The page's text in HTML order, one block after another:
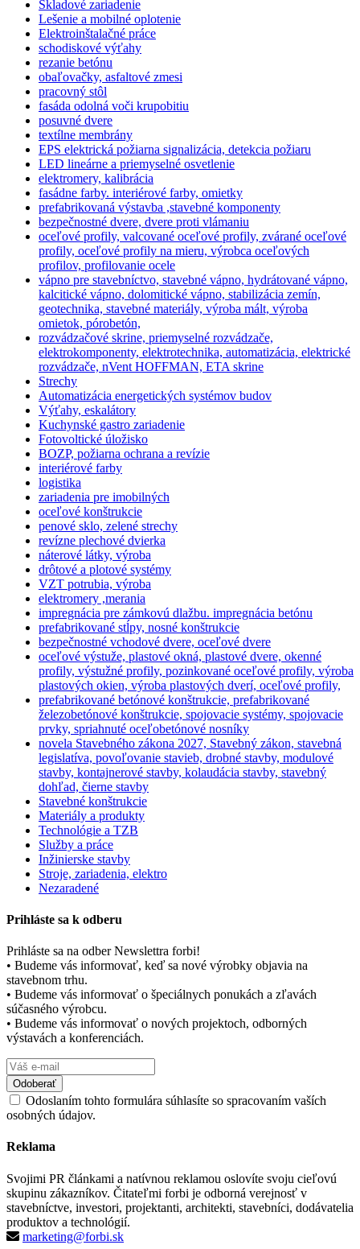
Skladové zariadenie
Lešenie a mobilné oplotenie
Elektroinštalačné práce
schodiskové výťahy
rezanie betónu
obaľovačky, asfaltové zmesi
pracovný stôl
fasáda odolná voči krupobitiu
posuvné dvere
textílne membrány
EPS elektrická požiarna signalizácia, detekcia požiaru
LED lineárne a priemyselné osvetlenie
elektromery, kalibrácia
fasádne farby. interiérové farby, omietky
prefabrikovaná výstavba ,stavebné komponenty
bezpečnostné dvere, dvere proti vlámaniu
oceľové profily, valcované oceľové profily, zvárané oceľové
profily, oceľové profily na mieru, výrobca oceľových
profilov, profilovanie ocele
vápno pre stavebníctvo, stavebné vápno, hydrátované vápno,
kalcitické vápno, dolomitické vápno, stabilizácia zemín,
geotechnika, stavebné materiály, výroba mált, výroba
omietok, pórobetón,
rozvádzačové skrine, priemyselné rozvádzače,
elektrokomponenty, elektrotechnika, automatizácia, elektrické
rozvádzače, nVent HOFFMAN, ETA skrine
Strechy
Automatizácia energetických systémov budov
Výťahy, eskalátory
Kuchynské gastro zariadenie
Fotovoltické úložisko
BOZP, požiarna ochrana a revízie
interiérové farby
logistika
zariadenia pre imobilných
oceľové konštrukcie
penové sklo, zelené strechy
revízne plechové dvierka
náterové látky, výroba
drôtové a plotové systémy
VZT potrubia, výroba
elektromery ,merania
impregnácia pre zámkovú dlažbu. impregnácia betónu
prefabrikované stĺpy, nosné konštrukcie
bezpečnostné vchodové dvere, oceľové dvere
oceľové výstuže, plastové okná, plastové dvere, okenné
profily, výstužné profily, pozinkované oceľové profily, výroba
plastových okien, výroba plastových dverí, oceľové profily,
prefabrikované betónové konštrukcie, prefabrikované
železobetónové konštrukcie, spojovacie systémy, spojovacie
prvky, spriahnuté oceľobetónové nosníky
novela Stavebného zákona 2027, Stavebný zákon, stavebná
legislatíva, povoľovanie stavieb, drobné stavby, modulové
stavby, kontajnerové stavby, kolaudácia stavby, stavebný
dohľad, čierne stavby
Stavebné konštrukcie
Materiály a produkty
Technológie a TZB
Služby a práce
Inžinierske stavby
Stroje, zariadenia, elektro
Nezaradené
Prihláste sa k odberu
Prihláste sa na odber Newslettra forbi!
• Budeme vás informovať, keď sa nové výrobky objavia na
stavebnom trhu.
• Budeme vás informovať o špeciálnych ponukách a zľavách
súčasného výrobcu.
• Budeme vás informovať o nových projektoch, odborných
výstavách a konferenciách.
Odoslaním tohto formulára súhlasíte so spracovaním vaších
osobných údajov.
Reklama
Svojimi PR článkami a natívnou reklamou oslovíte svoju cieľovú
skupinu zákazníkov. Čitateľmi forbi je odborná verejnosť v
stavebníctve, investori, projektanti, architekti, stavebníci, dodávatelia
produktov a technológií.
marketing@forbi.sk